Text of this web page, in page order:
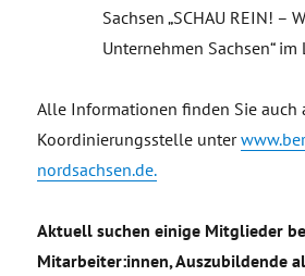
Sachsen „SCHAU REIN! –
Unternehmen Sachsen“ im
Alle Informationen finden Sie auch
Koordinierungsstelle unter
nordsachsen.de.
Aktuell suchen einige Mitglieder
Mitarbeiter:innen, Auszubildende